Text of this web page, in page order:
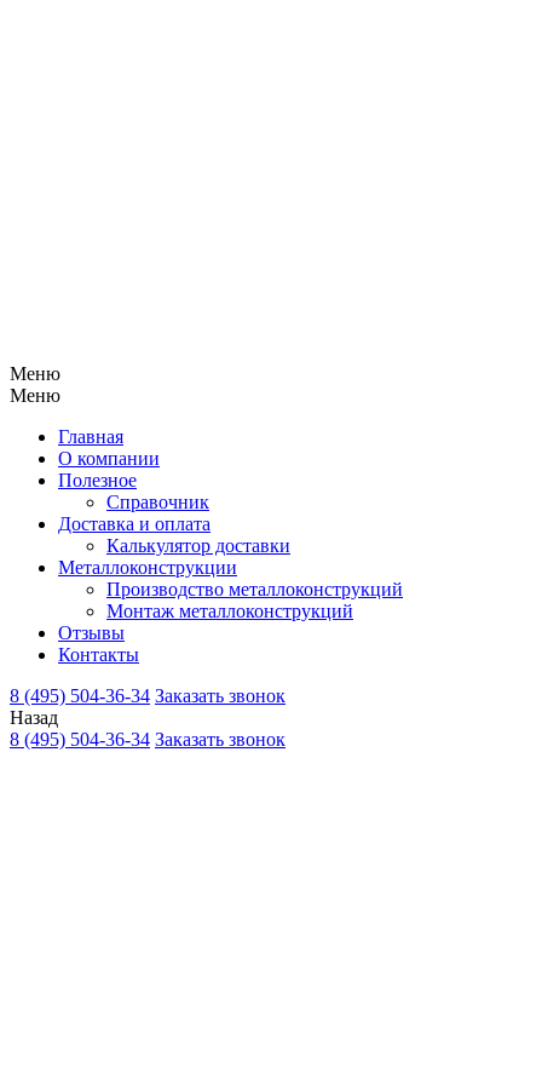
Меню
Меню
Главная
О компании
Полезное
Справочник
Доставка и оплата
Калькулятор доставки
Металлоконструкции
Производство металлоконструкций
Монтаж металлоконструкций
Отзывы
Контакты
8 (495) 504-36-34 Заказать звонок
Назад
8 (495) 504-36-34 Заказать звонок